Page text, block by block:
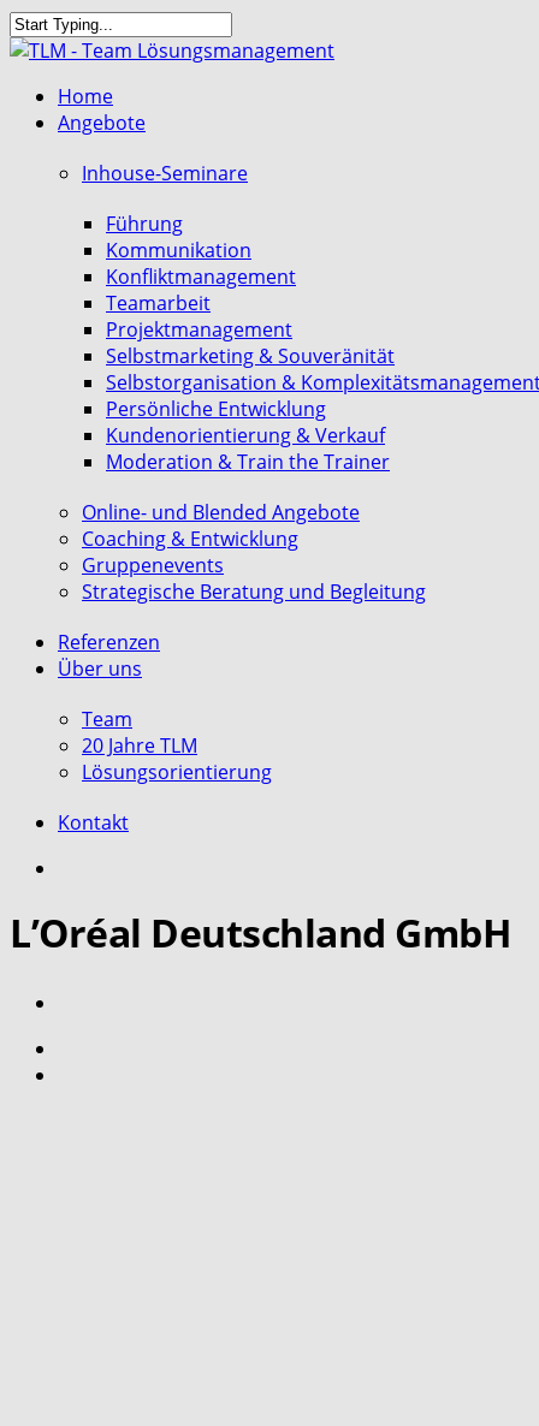
Skip
to
content
Close
search
MenuHome
Angebote
Inhouse-Seminare
Führung
Kommunikation
Konfliktmanagement
Teamarbeit
Projektmanagement
Selbstmarketing & Souveränität
Selbstorganisation &
Persönliche Entwicklung
Kundenorientierung & Verkauf
Moderation & Train the Trainer
Online- und Blended Angebote
Coaching & Entwicklung
Gruppenevents
Strategische Beratung und Begleitung
Referenzen
Über uns
Team
20 Jahre TLM
Lösungsorientierung
Kontakt
L’Oréal Deutschland GmbH